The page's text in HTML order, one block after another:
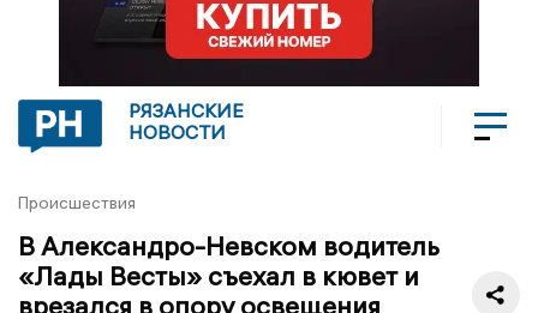
РЯЗАНСКИЕ
НОВОСТИ
Происшествия
В Александро-Невском водитель
«Лады Весты» съехал в кювет и
врезался в опору освещения